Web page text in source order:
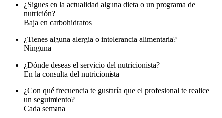
¿Sigues en la actualidad alguna dieta o un programa de
nutrición?
Baja en carbohidratos
¿Tienes alguna alergia o intolerancia alimentaria?
Ninguna
¿Dónde deseas el servicio del nutricionista?
En la consulta del nutricionista
¿Con qué frecuencia te gustaría que el profesional te realice
un seguimiento?
Cada semana